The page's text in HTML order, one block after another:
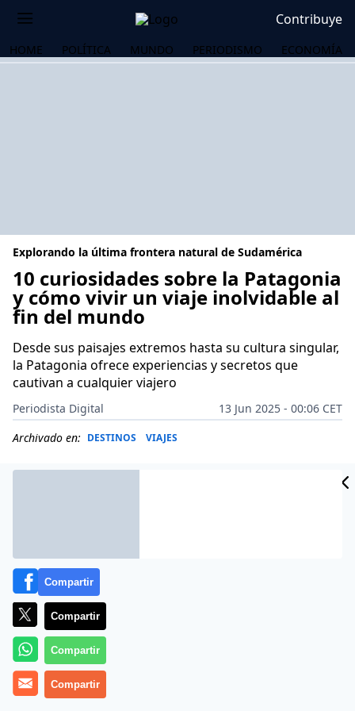
Contribuye
HOME POLÍTICA MUNDO PERIODISMO ECONOMÍA
Explorando la última frontera natural de Sudamérica
10 curiosidades sobre la Patagonia
y cómo vivir un viaje inolvidable al
fin del mundo
Desde sus paisajes extremos hasta su cultura singular,
la Patagonia ofrece experiencias y secretos que
cautivan a cualquier viajero
Periodista Digital
13 Jun 2025 - 00:06 CET
Archivado en: DESTINOS VIAJES
Más información
Compartir
Compartir
Compartir
Compartir